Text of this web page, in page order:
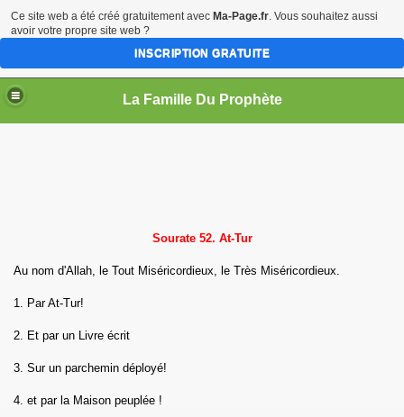
La Famille Du Prophète
Sourate 52. At-Tur
Au nom d'Allah, le Tout Miséricordieux, le Très Miséricordieux.
1. Par At-Tur!
2. Et par un Livre écrit
3. Sur un parchemin déployé!
4. et par la Maison peuplée !
Ce site web a été créé gratuitement avec Ma-Page.fr. Vous souhaitez aussi
avoir votre propre site web ?
INSCRIPTION GRATUITE